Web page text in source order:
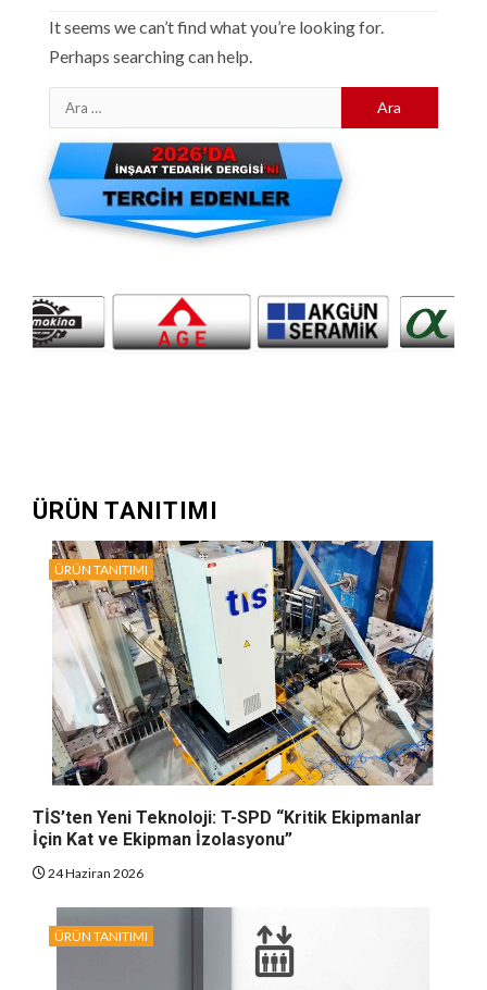
It seems we can’t find what you’re looking for.
Perhaps searching can help.
Arama:
ÜRÜN TANITIMI
ÜRÜN TANITIMI
TİS’ten Yeni Teknoloji: T-SPD “Kritik Ekipmanlar
İçin Kat ve Ekipman İzolasyonu”
24 Haziran 2026
ÜRÜN TANITIMI